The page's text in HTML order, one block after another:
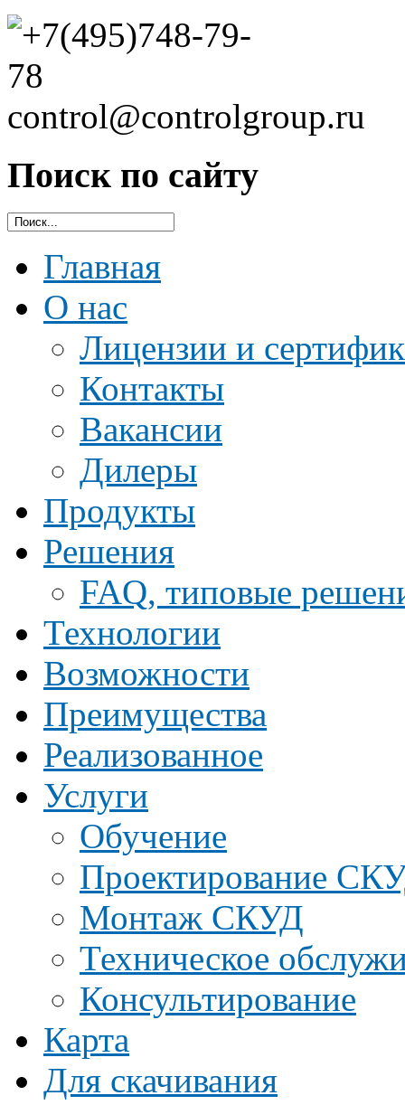
Поиск по сайту
Главная
О нас
Лицензии и
Контакты
Ваканcии
Дилеры
Продукты
Решения
FAQ, типовые
Технологии
Возможности
Преимущества
Реализованное
Услуги
Обучение
Проектирование
Монтаж СКУД
Техническое
Консультирование
Карта
Для скачивания